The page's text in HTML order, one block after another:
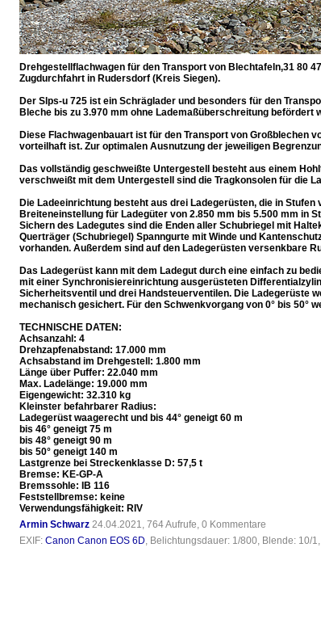
Drehgestellflachwagen für den Transport von Blechtafeln,31 80
Zugdurchfahrt in Rudersdorf (Kreis Siegen).
Der Slps-u 725 ist ein Schräglader und besonders für den
Bleche bis zu 3.970 mm ohne Lademaßüberschreitung befördert
Diese Flachwagenbauart ist für den Transport von Großblechen
vorteilhaft ist. Zur optimalen Ausnutzung der jeweiligen
Das vollständig geschweißte Untergestell besteht aus einem
verschweißt mit dem Untergestell sind die Tragkonsolen für die
Die Ladeeinrichtung besteht aus drei Ladegerüsten, die in
Breiteneinstellung für Ladegüter von 2.850 mm bis 5.500 mm in
Sichern des Ladegutes sind die Enden aller Schubriegel mit
Querträger (Schubriegel) Spanngurte mit Winde und
vorhanden. Außerdem sind auf den Ladegerüsten versenkbare
Das Ladegerüst kann mit dem Ladegut durch eine einfach zu
mit einer Synchronisiereinrichtung ausgerüsteten
Sicherheitsventil und drei Handsteuerventilen. Die Ladegerüste
mechanisch gesichert. Für den Schwenkvorgang von 0° bis 50°
TECHNISCHE DATEN:
Achsanzahl: 4
Drehzapfenabstand: 17.000 mm
Achsabstand im Drehgestell: 1.800 mm
Länge über Puffer: 22.040 mm
Max. Ladelänge: 19.000 mm
Eigengewicht: 32.310 kg
Kleinster befahrbarer Radius:
Ladegerüst waagerecht und bis 44° geneigt 60 m
bis 46° geneigt 75 m
bis 48° geneigt 90 m
bis 50° geneigt 140 m
Lastgrenze bei Streckenklasse D: 57,5 t
Bremse: KE-GP-A
Bremssohle: IB 116
Feststellbremse: keine
Verwendungsfähigkeit: RIV
Armin Schwarz 24.04.2021, 764 Aufrufe, 0 Kommentare
EXIF: Canon Canon EOS 6D, Belichtungsdauer: 1/800, Blende: 10/